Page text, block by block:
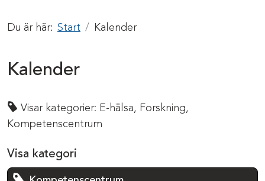
Du är här: Start Kalender
Kalender
Visar kategorier: E-hälsa, Forskning,
Kompetenscentrum
Visa kategori